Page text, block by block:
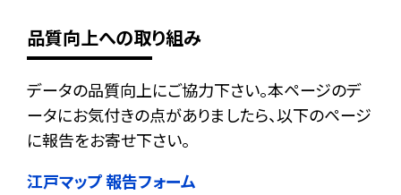
品質向上への取り組み
データの品質向上にご協力下さい。本ページのデ
ータにお気付きの点がありましたら、以下のページ
に報告をお寄せ下さい。
江戸マップ 報告フォーム